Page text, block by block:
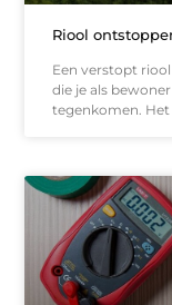
Riool
Een verstopt
die je als
tegenkomen.